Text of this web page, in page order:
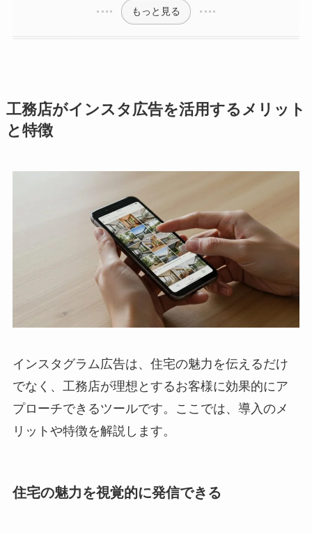
もっと見る
工務店がインスタ広告を活用するメリット
と特徴
インスタグラム広告は、住宅の魅力を伝えるだけ
でなく、工務店が理想とするお客様に効果的にア
プローチできるツールです。ここでは、導入のメ
リットや特徴を解説します。
住宅の魅力を視覚的に発信できる